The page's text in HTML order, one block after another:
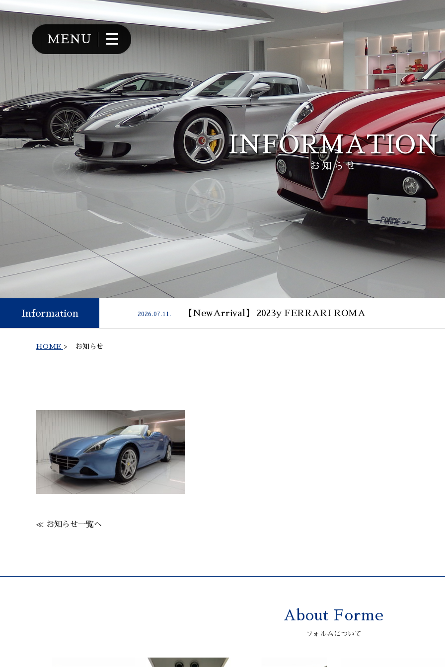
INFORMATION
お知らせ
Information 2026.07.11. 【NewArrival】 2023y FERRARI ROMA
HOME > お知らせ
≪ お知らせ一覧へ
About Forme
フォルムについて